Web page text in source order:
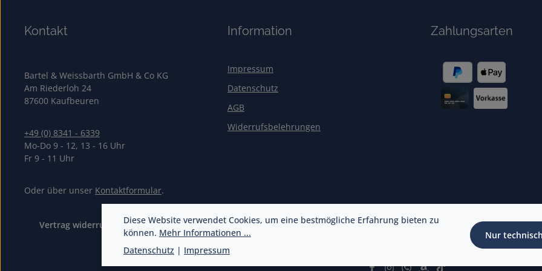
Kontakt
Bartel & Weissbarth GmbH & Co KG
Am Riederloh 24
87600 Kaufbeuren
+49 (0) 8341 - 6339
Mo-Do 9 - 12, 13 - 16 Uhr
Fr 9 - 11 Uhr
Oder über unser Kontaktformular.
Vertrag widerrufen
Information
Impressum
Datenschutz
AGB
Widerrufsbelehrungen
Zahlungsarten
Diese Website verwendet Cookies, um eine bestmögliche Erfahrung bieten zu
können. Mehr Informationen ...
Datenschutz | Impressum
Nur